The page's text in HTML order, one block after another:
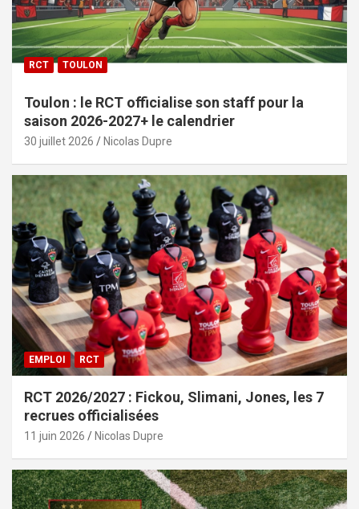
RCT TOULON
Toulon : le RCT officialise son staff pour la
saison 2026-2027+ le calendrier
30 juillet 2026 Nicolas Dupre
EMPLOI RCT
RCT 2026/2027 : Fickou, Slimani, Jones, les 7
recrues officialisées
11 juin 2026 Nicolas Dupre